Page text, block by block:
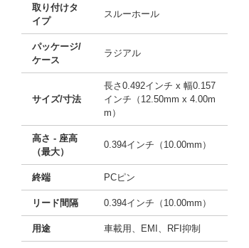
取り付けタ
イプ
スルーホール
パッケージ/
ケース
ラジアル
サイズ/寸法
長さ0.492インチ x 幅0.157
インチ（12.50mm x 4.00m
m）
高さ - 座高
（最大）
0.394インチ（10.00mm）
終端 PCピン
リード間隔 0.394インチ（10.00mm）
用途 車載用、EMI、RFI抑制